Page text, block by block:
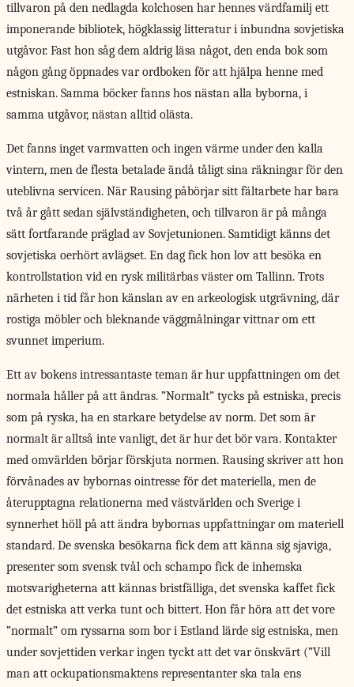
tillvaron på den nedlagda kolchosen har hennes värdfamilj ett
imponerande bibliotek, högklassig litteratur i inbundna sovjetiska
utgåvor. Fast hon såg dem aldrig läsa något, den enda bok som
någon gång öppnades var ordboken för att hjälpa henne med
estniskan. Samma böcker fanns hos nästan alla byborna, i
samma utgåvor, nästan alltid olästa.
Det fanns inget varmvatten och ingen värme under den kalla
vintern, men de flesta betalade ändå tåligt sina räkningar för den
uteblivna servicen. När Rausing påbörjar sitt fältarbete har bara
två år gått sedan självständigheten, och tillvaron är på många
sätt fortfarande präglad av Sovjetunionen. Samtidigt känns det
sovjetiska oerhört avlägset. En dag fick hon lov att besöka en
kontrollstation vid en rysk militärbas väster om Tallinn. Trots
närheten i tid får hon känslan av en arkeologisk utgrävning, där
rostiga möbler och bleknande väggmålningar vittnar om ett
svunnet imperium.
Ett av bokens intressantaste teman är hur uppfattningen om det
normala håller på att ändras. ”Normalt” tycks på estniska, precis
som på ryska, ha en starkare betydelse av norm. Det som är
normalt är alltså inte vanligt, det är hur det bör vara. Kontakter
med omvärlden börjar förskjuta normen. Rausing skriver att hon
förvånades av bybornas ointresse för det materiella, men de
återupptagna relationerna med västvärlden och Sverige i
synnerhet höll på att ändra bybornas uppfattningar om materiell
standard. De svenska besökarna fick dem att känna sig sjaviga,
presenter som svensk tvål och schampo fick de inhemska
motsvarigheterna att kännas bristfälliga, det svenska kaffet fick
det estniska att verka tunt och bittert. Hon får höra att det vore
”normalt” om ryssarna som bor i Estland lärde sig estniska, men
under sovjettiden verkar ingen tyckt att det var önskvärt (”Vill
man att ockupationsmaktens representanter ska tala ens